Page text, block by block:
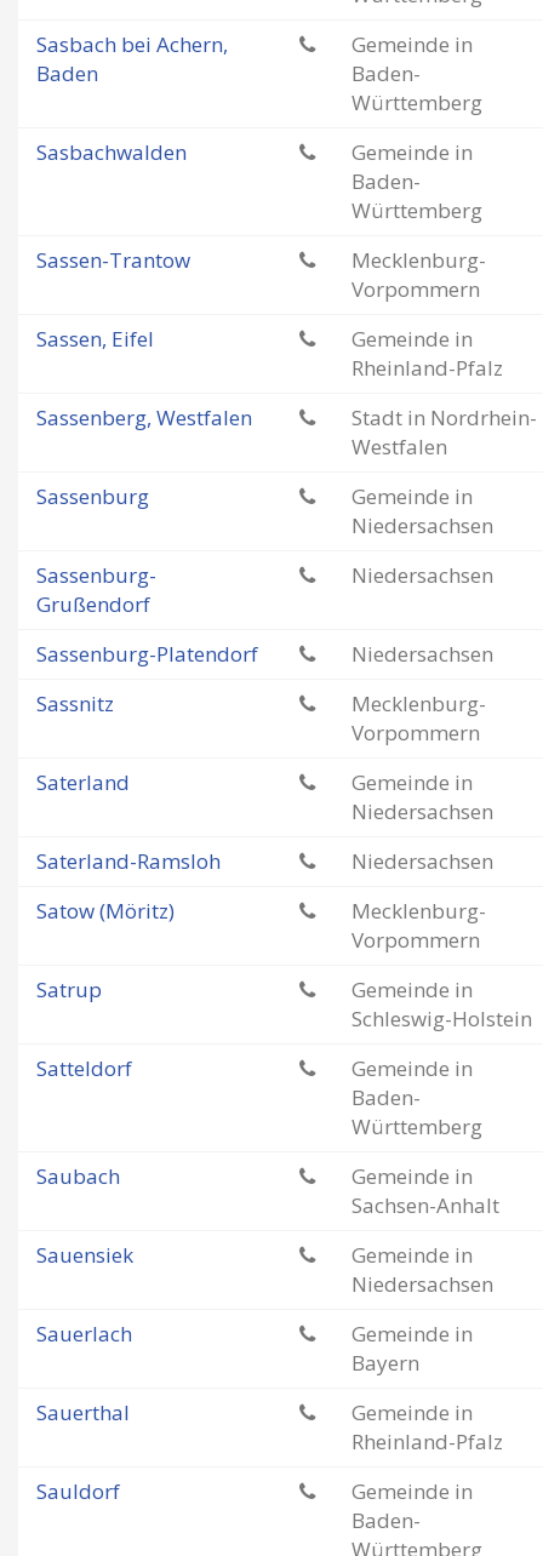
Sasbach bei Achern,
Baden
Gemeinde in
Baden-
Württemberg
Sasbachwalden
Gemeinde in
Baden-
Württemberg
Sassen-Trantow
Mecklenburg-
Vorpommern
Sassen, Eifel
Gemeinde in
Rheinland-Pfalz
Sassenberg, Westfalen
Stadt in Nordrhein-
Westfalen
Sassenburg
Gemeinde in
Niedersachsen
Sassenburg-
Grußendorf
Niedersachsen
Sassenburg-Platendorf
Niedersachsen
Sassnitz
Mecklenburg-
Vorpommern
Saterland
Gemeinde in
Niedersachsen
Saterland-Ramsloh
Niedersachsen
Satow (Möritz)
Mecklenburg-
Vorpommern
Satrup
Gemeinde in
Schleswig-Holstein
Satteldorf
Gemeinde in
Baden-
Württemberg
Saubach
Gemeinde in
Sachsen-Anhalt
Sauensiek
Gemeinde in
Niedersachsen
Sauerlach
Gemeinde in
Bayern
Sauerthal
Gemeinde in
Rheinland-Pfalz
Sauldorf
Gemeinde in
Baden-
Württemberg